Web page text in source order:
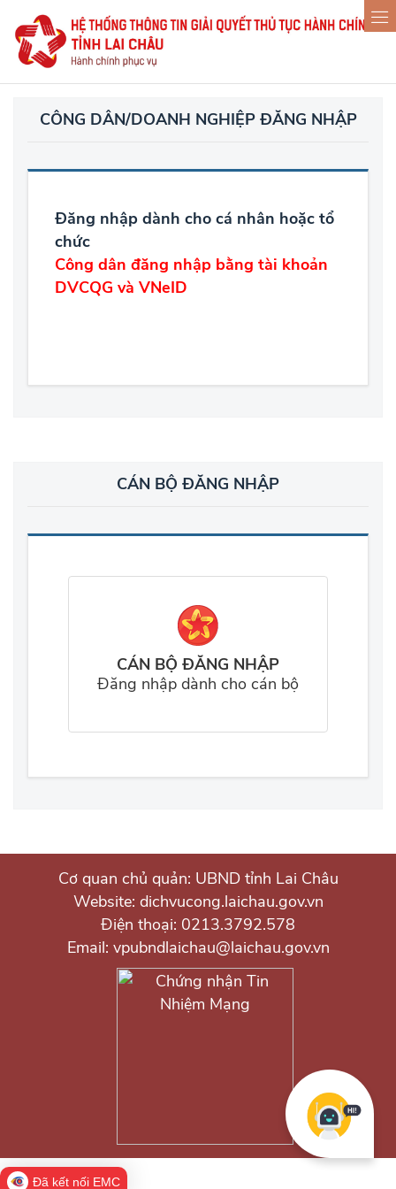
CÔNG DÂN/DOANH NGHIỆP ĐĂNG NHẬP
Đăng nhập dành cho cá nhân hoặc tổ
chức
Công dân đăng nhập bằng tài khoản
DVCQG và VNeID
CÁN BỘ ĐĂNG NHẬP
CÁN BỘ ĐĂNG NHẬP
Đăng nhập dành cho cán bộ
Cơ quan chủ quản: UBND tỉnh Lai Châu
Website: dichvucong.laichau.gov.vn
Điện thoại: 0213.3792.578
Email: vpubndlaichau@laichau.gov.vn
Đã kết nối EMC